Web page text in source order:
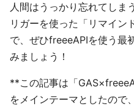
人間はうっかり忘れてしま
リガーを使った「リマイ
で、ぜひfreeeAPIを使う最
みましょう！
**この記事は「
をメインテーマとしたので